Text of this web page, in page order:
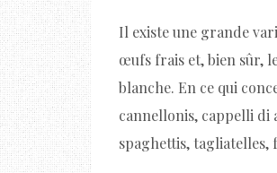
Il existe une grande
œufs frais et, bien sûr,
blanche. En ce qui
cannellonis, cappelli di
spaghettis, tagliatelles,